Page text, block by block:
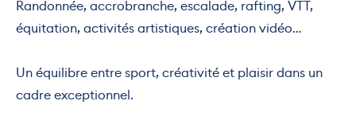
Randonnée, accrobranche, escalade, rafting, VTT,
équitation, activités artistiques, création vidéo…
Un équilibre entre sport, créativité et plaisir dans un
cadre exceptionnel.